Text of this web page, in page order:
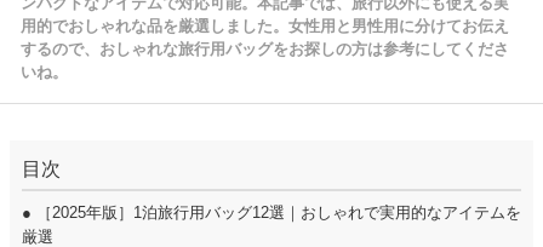
用的でおしゃれな品を厳選しました。女性用と男性用に分けてお伝え
するので、おしゃれな旅行用バッグをお探しの方は参考にしてくださ
いね。
目次
● ［2025年版］1泊旅行用バッグ12選｜おしゃれで実用的なアイテムを
厳選